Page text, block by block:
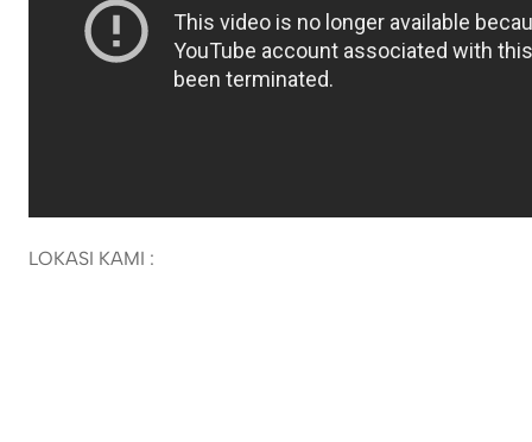
LOKASI KAMI :